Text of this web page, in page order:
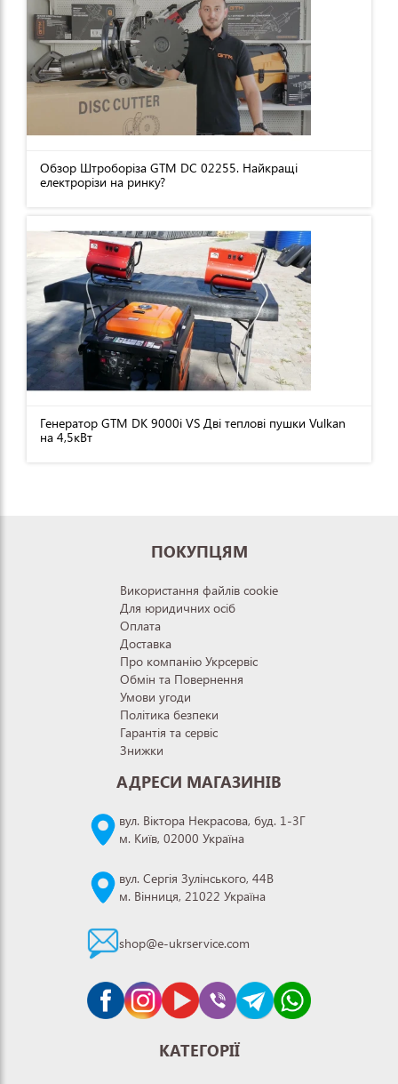
Обзор Штроборіза GTM DC 02255. Найкращі
електрорізи на ринку?
Генератор GTM DK 9000i VS Дві теплові пушки Vulkan
на 4,5кВт
ПОКУПЦЯМ
Використання файлів cookie
Для юридичних осіб
Оплата
Доставка
Про компанію Укрсервіс
Обмін та Повернення
Умови угоди
Політика безпеки
Гарантія та сервіс
Знижки
АДРЕСИ МАГАЗИНІВ
вул. Віктора Некрасова, буд. 1-3Г
м. Київ, 02000 Україна
вул. Сергія Зулінського, 44В
м. Вінниця, 21022 Україна
shop@e-ukrservice.com
КАТЕГОРІЇ